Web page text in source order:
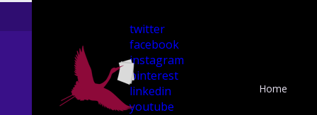
twitter
facebook
instagram
pinterest
linkedin
youtube
Home